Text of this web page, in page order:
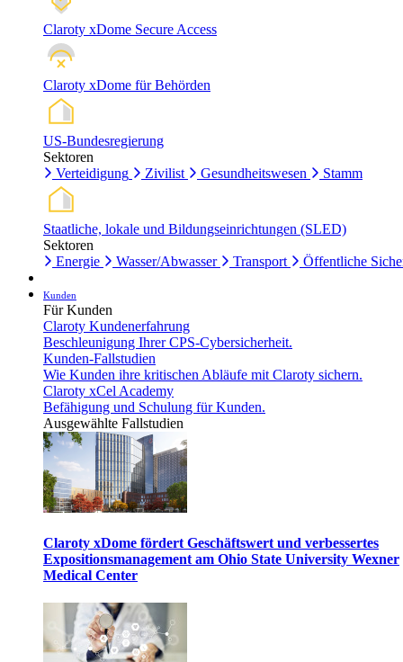
Claroty xDome Secure Access
Claroty xDome für Behörden
US-Bundesregierung
Sektoren
Verteidigung
Zivilist Gesundheitswesen Stamm
Staatliche, lokale und Bildungseinrichtungen (SLED)
Sektoren
Energie
Wasser/Abwasser Transport Öffentliche
Kunden
Für Kunden
Claroty Kundenerfahrung
Beschleunigung Ihrer CPS-Cybersicherheit.
Kunden-Fallstudien
Wie Kunden ihre kritischen Abläufe mit Claroty sichern.
Claroty xCel Academy
Befähigung und Schulung für Kunden.
Ausgewählte Fallstudien
Claroty xDome fördert Geschäftswert und verbessertes
Expositionsmanagement am Ohio State University Wexner
Medical Center